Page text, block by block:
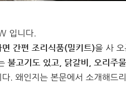
입니다.
간편 조리식품(밀키트)을 사
불고기도 있고, 닭갈비, 오리주
. 왜인지는 본문에서 소개해드